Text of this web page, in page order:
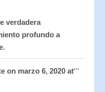
verdadera
profundo a
on marzo 6, 2020 at...this